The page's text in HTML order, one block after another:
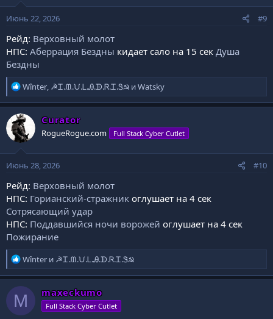
и
:
Июнь 22, 2026 #9
Рейд: Верховный молот
НПС: Аберрация Бездны кидает сало на 15 сек Душа
Бездны
Р
е
а
к
ц
и
и
:
Wînter, ☭Ꮖ.ᙢ.ᙀ.Ꮮ.Ꭿ.ᗫ.Ꮢ.Ꮖ.Ꮥ☭ иWatsky
Curator
RogueRogue.com Full Stack Cyber Cutlet
Июнь 28, 2026 #10
Рейд: Верховный молот
НПС: Горианский-стражник оглушает на 4 сек
Сотрясающий удар
НПС: Поддавшийся ночи ворожей оглушает на 4 сек
Пожирание
Р
е
а
ц
и
Wînter и ☭Ꮖ.ᙢ.ᙀ.Ꮮ.Ꭿ.ᗫ.Ꮢ.Ꮖ.Ꮥ☭
M maxeckumo
Full Stack Cyber Cutlet